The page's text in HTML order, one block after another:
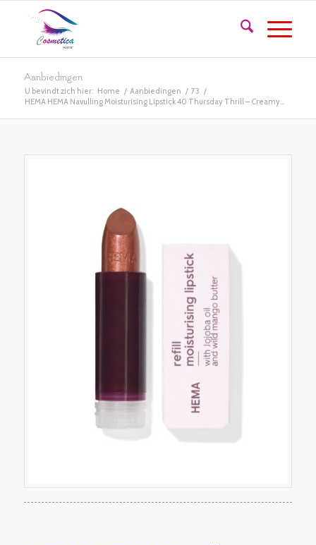
Aanbiedingen
U bevindt zich hier: Home / Aanbiedingen / 73 /
HEMA HEMA Navulling Moisturising Lipstick 40 Thursday Thrill – Creamy...